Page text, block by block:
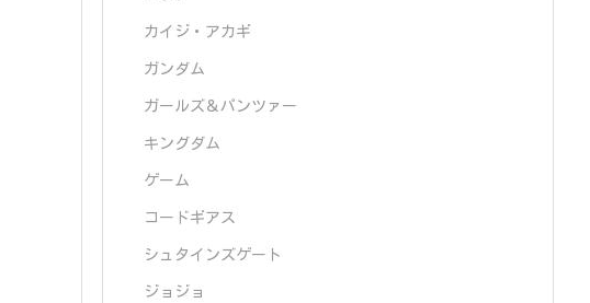
カイジ・アカギ
ガンダム
ガールズ＆パンツァー
キングダム
ゲーム
コードギアス
シュタインズゲート
ジョジョ